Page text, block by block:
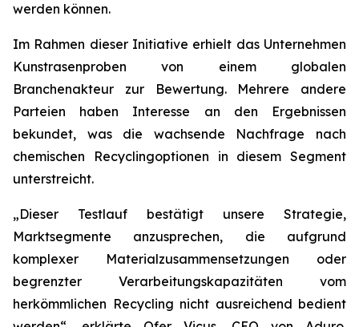
werden können.
Im Rahmen dieser Initiative erhielt das Unternehmen
Kunstrasenproben von einem globalen
Branchenakteur zur Bewertung. Mehrere andere
Parteien haben Interesse an den Ergebnissen
bekundet, was die wachsende Nachfrage nach
chemischen Recyclingoptionen in diesem Segment
unterstreicht.
„Dieser Testlauf bestätigt unsere Strategie,
Marktsegmente anzusprechen, die aufgrund
komplexer Materialzusammensetzungen oder
begrenzter Verarbeitungskapazitäten vom
herkömmlichen Recycling nicht ausreichend bedient